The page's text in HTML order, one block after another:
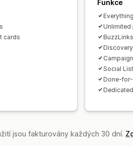
Bankovní
Výplaty
cards
Funkce
Unlimited
Social
Done-
jsou fakturovány každých 30 dní.